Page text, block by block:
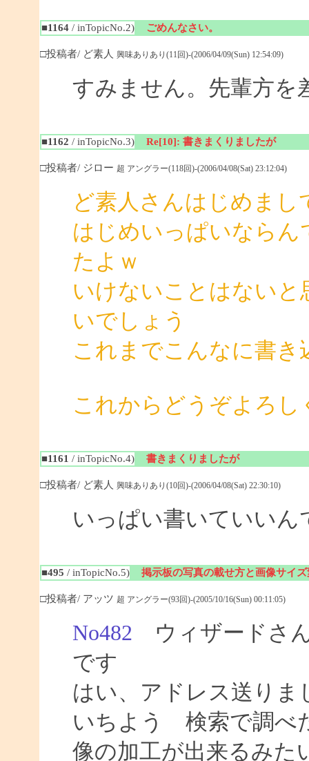
■1164/ inTopicNo.2) ごめんなさい。
□投稿者/ ど素人 興味ありあり(11回)-(2006/04/09(Sun) 12:54:09)
すみません。先輩方を
■1162 / inTopicNo.3) Re[10]: 書きまくりましたが
□投稿者/ ジロー 超 アングラー(118回)-(2006/04/08(Sat) 23:12:04)
ど素人さんはじめまし
はじめいっぱいなら
たよｗ
いけないことはない
いでしょう
これまでこんなに書
これからどうぞよろ
■1161 / inTopicNo.4) 書きまくりましたが
□投稿者/ ど素人 興味ありあり(10回)-(2006/04/08(Sat) 22:30:10)
いっぱい書いていい
■495 / inTopicNo.5) 掲示板の写真の載せ方と画像サイ
□投稿者/ アッツ 超 アングラー(93回)-(2005/10/16(Sun) 00:11:05)
No482 ウィザードさ
です
はい、アドレス送りま
いちよう 検索で調べ
像の加工が出来るみた